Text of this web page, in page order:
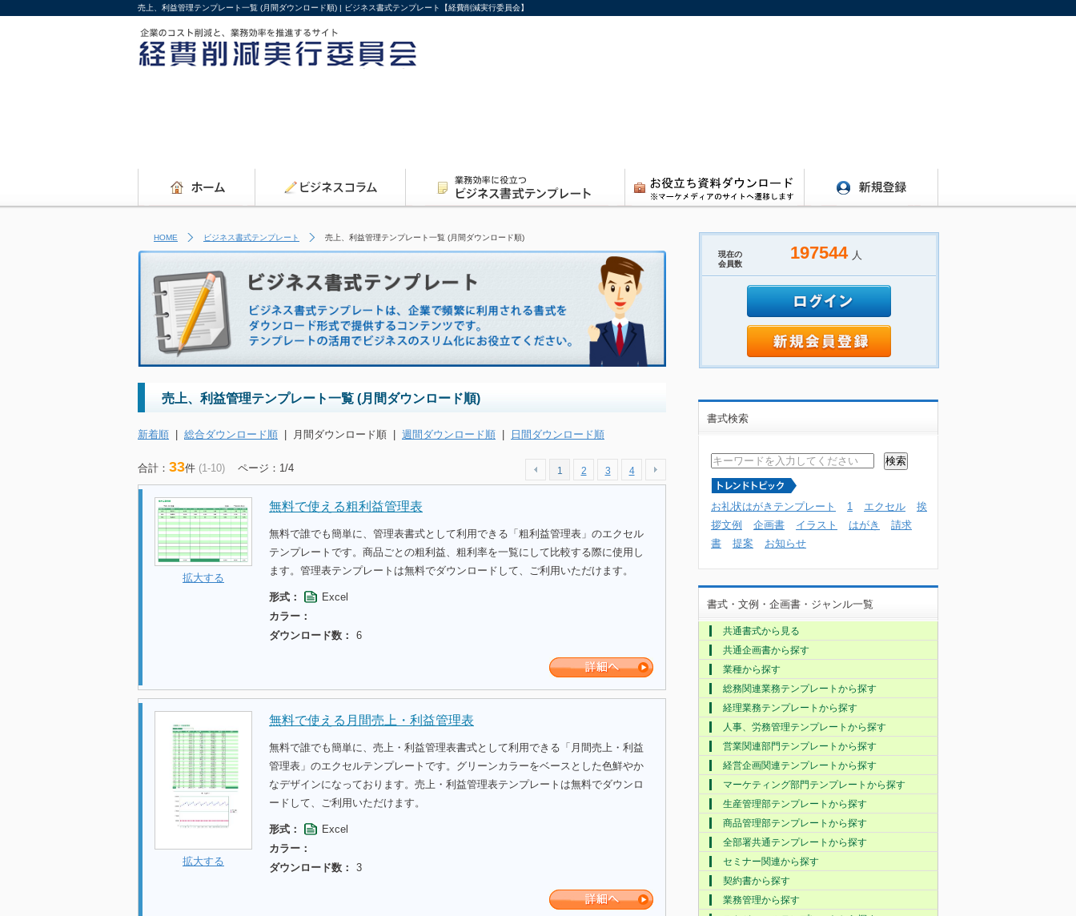
売上、利益管理テンプレート一覧 (月間ダウンロード順) | ビジネス書式テンプレート【経費削減実行委員会】
HOME ビジネス書式テンプレート 売上、利益管理テンプレート一覧 (月間ダウンロード順)
売上、利益管理テンプレート一覧 (月間ダウンロード順)
新着順 | 総合ダウンロード順 | 月間ダウンロード順 | 週間ダウンロード順 | 日間ダウンロード順
合計： 33件 (1-10) ページ：1/4 1 2 3 4
拡大する
無料で使える粗利益管理表
無料で誰でも簡単に、管理表書式として利用できる「粗利益管理表」のエクセル
テンプレートです。商品ごとの粗利益、粗利率を一覧にして比較する際に使用し
ます。管理表テンプレートは無料でダウンロードして、ご利用いただけます。
形式：
Excel
カラー：
ダウンロード数：
6
拡大する
無料で使える月間売上・利益管理表
無料で誰でも簡単に、売上・利益管理表書式として利用できる「月間売上・利益
管理表」のエクセルテンプレートです。グリーンカラーをベースとした色鮮やか
なデザインになっております。売上・利益管理表テンプレートは無料でダウンロ
ードして、ご利用いただけます。
形式：
Excel
カラー：
ダウンロード数：
3
現在の
会員数
197544 人
書式検索
お礼状はがきテンプレート 1 エクセル
挨
拶文例
企画書 イラスト はがき
請求
書
提案 お知らせ
書式・文例・企画書・ジャンル一覧
共通書式から見る
共通企画書から探す
業種から探す
総務関連業務テンプレートから探す
経理業務テンプレートから探す
人事、労務管理テンプレートから探す
営業関連部門テンプレートから探す
経営企画関連テンプレートから探す
マーケティング部門テンプレートから探す
生産管理部テンプレートから探す
商品管理部テンプレートから探す
全部署共通テンプレートから探す
セミナー関連から探す
契約書から探す
業務管理から探す